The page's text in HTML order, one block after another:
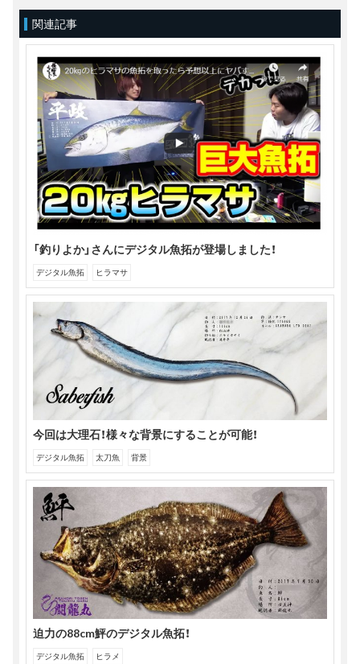
有
(新
し
い
ウ
ィ
ン
ド
ウ
で
開
き
ま
す)
リ
し
て
く
だ
さ
(新
し
ウ
ィ
ン
ド
ウ
で
開
き
ま
す)
ェ
し
い
ウ
ィ
ン
ド
ウ
で
開
き
ま
す)
関連記事
「釣りよか」さんにデジタル魚拓が登場しました！
デジタル魚拓 ヒラマサ
今回は大理石！様々な背景にすることが可能！
デジタル魚拓 太刀魚 背景
迫力の88cm鮃のデジタル魚拓！
デジタル魚拓 ヒラメ